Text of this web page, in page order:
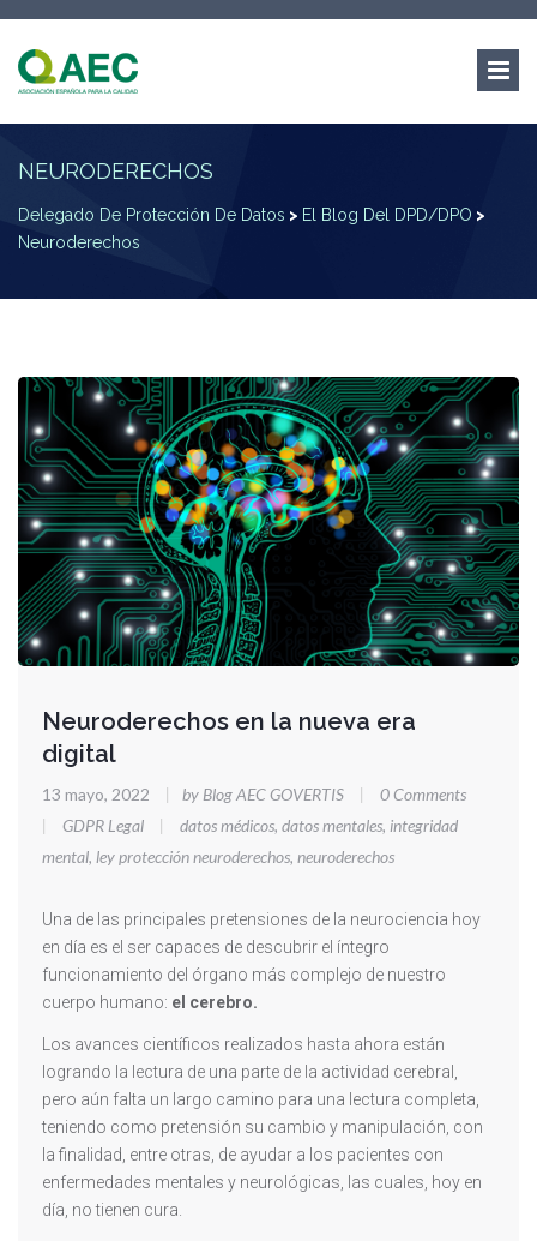
NEURODERECHOS
Delegado De Protección De Datos > El Blog Del DPD/DPO >
Neuroderechos
Neuroderechos en la nueva era
digital
13 mayo, 2022 | by Blog AEC GOVERTIS |
0 Comments
|
GDPR Legal | datos médicos, datos mentales, integridad
mental, ley protección neuroderechos, neuroderechos
Una de las principales pretensiones de la neurociencia hoy
en día es el ser capaces de descubrir el íntegro
funcionamiento del órgano más complejo de nuestro
cuerpo humano: el cerebro.
Los avances científicos realizados hasta ahora están
logrando la lectura de una parte de la actividad cerebral,
pero aún falta un largo camino para una lectura completa,
teniendo como pretensión su cambio y manipulación, con
la finalidad, entre otras, de ayudar a los pacientes con
enfermedades mentales y neurológicas, las cuales, hoy en
día, no tienen cura.